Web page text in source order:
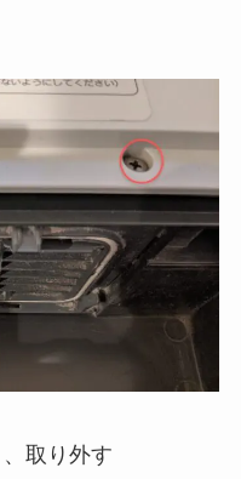
取り外す